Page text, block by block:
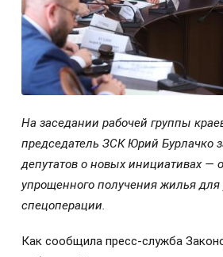
На заседании рабочей группы
председатель ЗСК Юрий Бурлачко
депутатов о новых инициативах —
упрощенного получения жилья для
спецоперации.
Как сообщила пресс-служба